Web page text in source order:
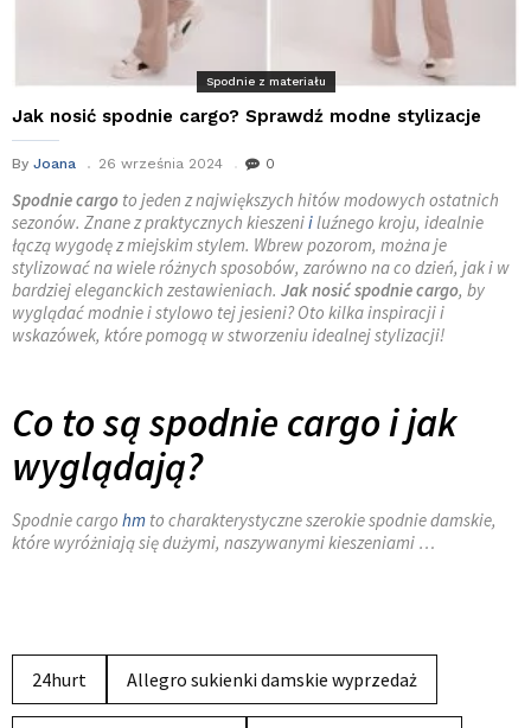
Spodnie z materiału
Jak nosić spodnie cargo? Sprawdź modne stylizacje
By Joana 26 września 2024 0
Spodnie cargo to jeden z największych hitów modowych ostatnich
sezonów. Znane z praktycznych kieszeniiluźnego kroju, idealnie
łączą wygodę z miejskim stylem. Wbrew pozorom, można je
stylizować na wiele różnych sposobów, zarówno na co dzień, jak i w
bardziej eleganckich zestawieniach. Jak nosić spodnie cargo, by
wyglądać modnie i stylowo tej jesieni? Oto kilka inspiracji i
wskazówek, które pomogą w stworzeniu idealnej stylizacji!
Co to są spodnie cargo i jak
wyglądają?
Spodnie cargo hm to charakterystyczne szerokie spodnie damskie,
które wyróżniają się dużymi, naszywanymi kieszeniami …
24hurt Allegro sukienki damskie wyprzedaż